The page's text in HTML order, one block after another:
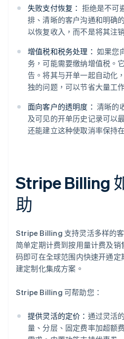
失败支付恢复： 拒绝是不可
排、清晰的客户沟通和明确
以恢复收入，而不是将其注
增值税和税务处理： 如果您
务，可能需要缴纳增值税。
告。将其与开单一起自动化
独的问题，可以节省大量工
面向客户的透明度： 清晰的
及可见的开单历史记录可以
还能建立这种使取消率保持
Stripe Billing
助
Stripe Billing 支持灵活多样的
简单定期计费到按用量计费及
码即可在全球范围内快速开通定
建定制化集成方案。
Stripe Billing 可帮助您：
提供灵活的定价： 通过灵活
量、分层、固定费率加超额